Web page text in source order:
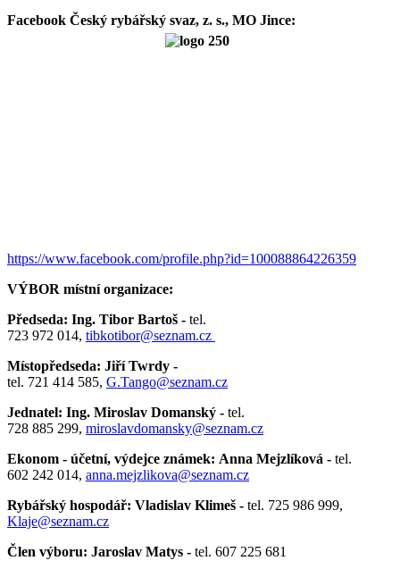
Facebook Český rybářský svaz, z. s., MO Jince:
https://www.facebook.com/profile.php?id=100088864226359
VÝBOR místní organizace:
Předseda: Ing. Tibor Bartoš - tel.
723 972 014, tibkotibor@seznam.cz
Místopředseda: Jiří Twrdy -
tel. 721 414 585, G.Tango@seznam.cz
Jednatel: Ing. Miroslav Domanský - tel.
728 885 299, miroslavdomansky@seznam.cz
Ekonom - účetní, výdejce známek: Anna Mejzlíková - tel.
602 242 014, anna.mejzlikova@seznam.cz
Rybářský hospodář: Vladislav Klimeš - tel. 725 986 999,
Klaje@seznam.cz
Člen výboru: Jaroslav Matys - tel. 607 225 681